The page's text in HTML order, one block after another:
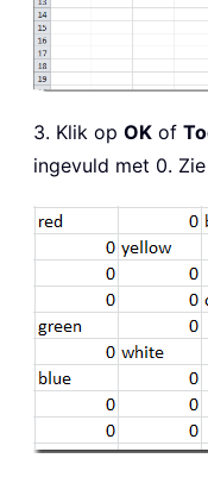
3. Klik op OK of
ingevuld met 0.